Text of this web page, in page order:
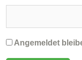
Angemeldet